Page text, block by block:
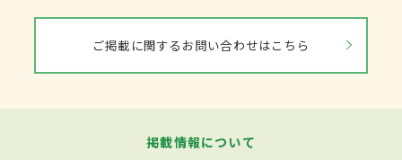
ご掲載に関するお問い合わせはこちら
掲載情報について